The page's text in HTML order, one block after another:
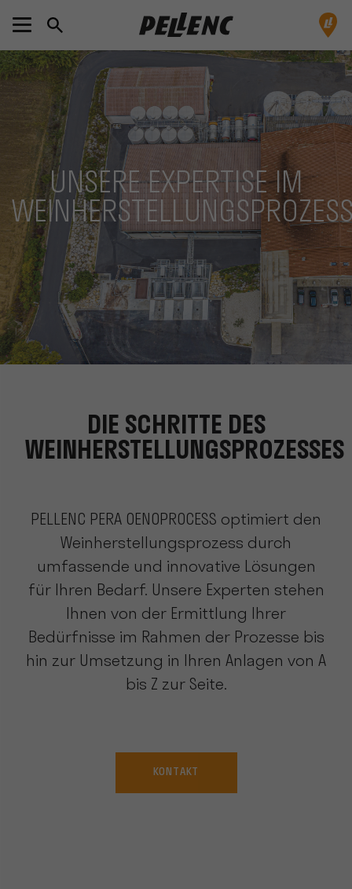
UNSERE EXPERTISE IM
DIE SCHRITTE DES
WEINHERSTELLUNGSPROZESSES
PELLENC PERA OENOPROCESS optimiert den
Weinherstellungsprozess durch
umfassende und innovative Lösungen
für Ihren Bedarf. Unsere Experten stehen
Ihnen von der Ermittlung Ihrer
Bedürfnisse im Rahmen der Prozesse bis
hin zur Umsetzung in Ihren Anlagen von A
bis Z zur Seite.
KONTAKT